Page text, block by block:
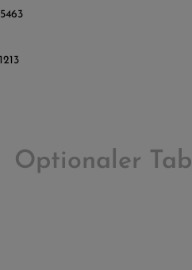
Optionaler Tab